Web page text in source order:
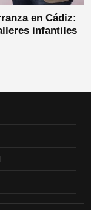
en Cádiz:
infantiles